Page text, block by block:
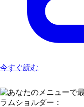
今すぐ読む
ラムショルダー：